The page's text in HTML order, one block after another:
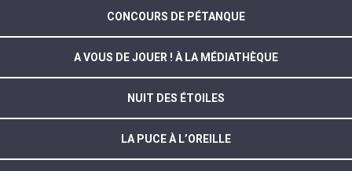
CONCOURS DE PÉTANQUE
A VOUS DE JOUER ! À LA MÉDIATHÈQUE
NUIT DES ÉTOILES
LA PUCE À L’OREILLE